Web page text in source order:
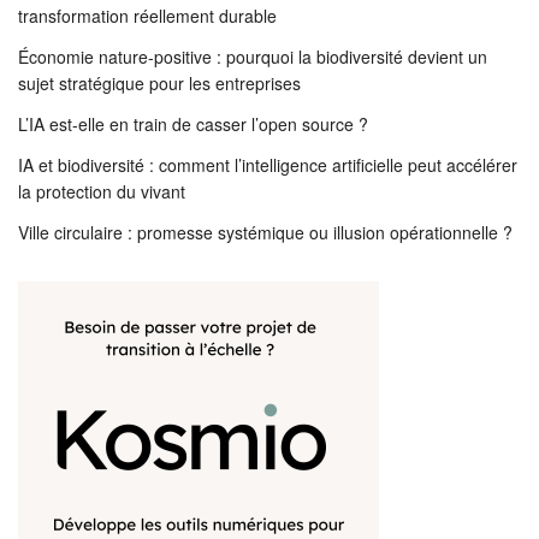
transformation réellement durable
Économie nature-positive : pourquoi la biodiversité devient un
sujet stratégique pour les entreprises
L’IA est-elle en train de casser l’open source ?
IA et biodiversité : comment l’intelligence artificielle peut accélérer
la protection du vivant
Ville circulaire : promesse systémique ou illusion opérationnelle ?